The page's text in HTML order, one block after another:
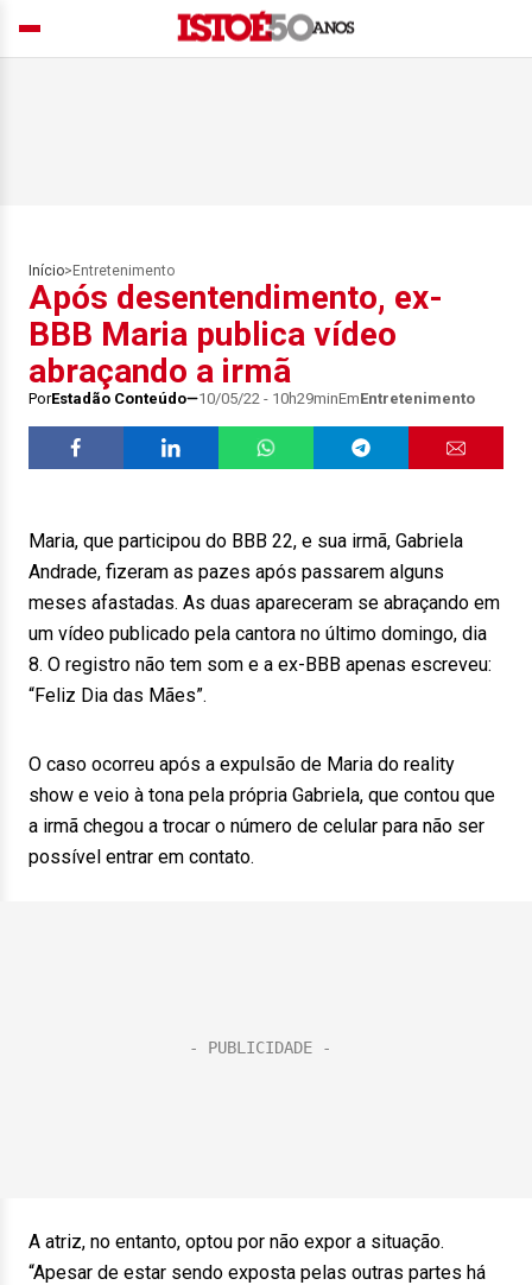
Início> Entretenimento
Após desentendimento, ex-
BBB Maria publica vídeo
abraçando a irmã
PorEstadão Conteúdo 10/05/22 - 10h29minEmEntretenimento
Maria, que participou do BBB 22, e sua irmã, Gabriela
Andrade, fizeram as pazes após passarem alguns
meses afastadas. As duas apareceram se abraçando em
um vídeo publicado pela cantora no último domingo, dia
8. O registro não tem som e a ex-BBB apenas escreveu:
“Feliz Dia das Mães”.
O caso ocorreu após a expulsão de Maria do reality
show e veio à tona pela própria Gabriela, que contou que
a irmã chegou a trocar o número de celular para não ser
possível entrar em contato.
A atriz, no entanto, optou por não expor a situação.
“Apesar de estar sendo exposta pelas outras partes há